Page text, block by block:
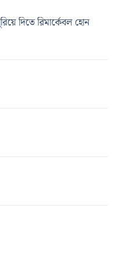
দিতে রিমার্কেবল হোন